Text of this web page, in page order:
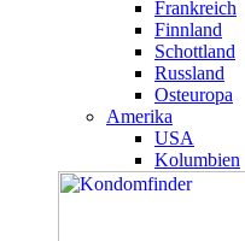
Frankreich
Finnland
Schottland
Russland
Osteuropa
Amerika
USA
Kolumbien